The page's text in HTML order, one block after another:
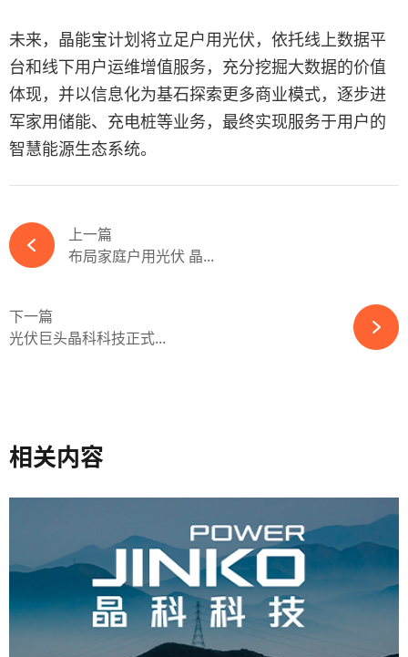
未来，晶能宝计划将立足户用光伏，依托线上数据平
台和线下用户运维增值服务，充分挖掘大数据的价值
体现，并以信息化为基石探索更多商业模式，逐步进
军家用储能、充电桩等业务，最终实现服务于用户的
智慧能源生态系统。
上一篇
布局家庭户用光伏 晶...
下一篇
光伏巨头晶科科技正式...
相关内容